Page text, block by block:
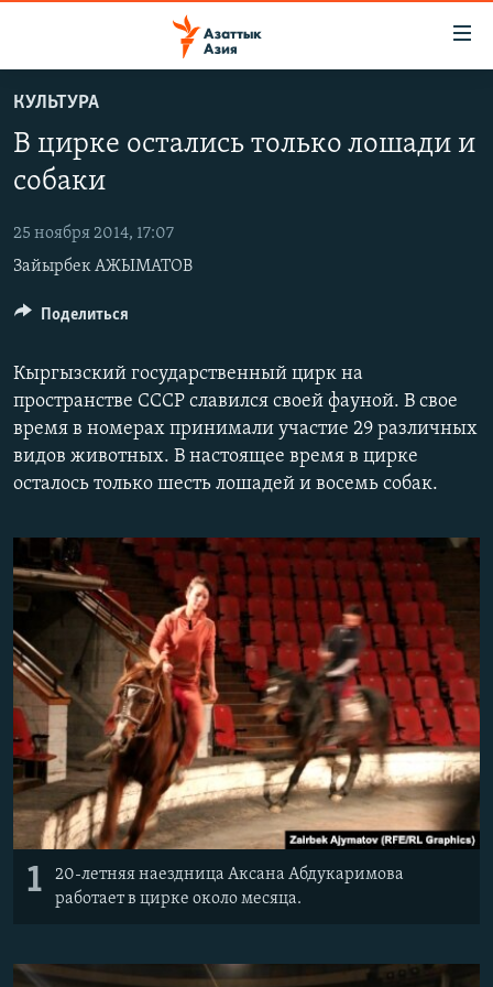
основному
содержанию
главной
навигации
Вернутся
поиску
КАЗАХСТАН
УЗБЕКИСТАН
ТАДЖИКИСТАН
НОВОСТИ
ВОЙНА В УКРАИНЕ
НА ДРУГИХ ЯЗЫКАХ
ҚАЗАҚША
КЫРГЫЗЧА
ТОҶИКӢ
TÜRKMENÇE
Все сайты РСЕ/РС
КУЛЬТУРА
В цирке остались только лошади и
собаки
25 ноября 2014, 17:07
Зайырбек АЖЫМАТОВ
Кыргызский государственный цирк на
пространстве СССР славился своей фауной. В свое
время в номерах принимали участие 29 различных
видов животных. В настоящее время в цирке
осталось только шесть лошадей и восемь собак.
1
20-летняя наездница Аксана Абдукаримова
работает в цирке около месяца.
Поделиться